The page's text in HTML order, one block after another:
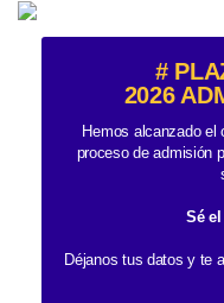
#
2026
Hemos alcanzado el
proceso de admisión
Sé
Déjanos tus datos y te